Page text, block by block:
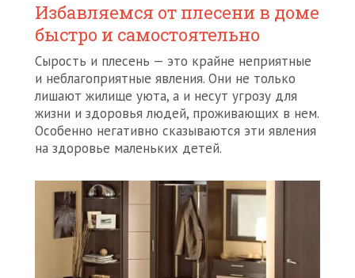
Избавляемся от плесени в доме
быстро и самостоятельно
Сырость и плесень — это крайне неприятные
и неблагоприятные явления. Они не только
лишают жилище уюта, а и несут угрозу для
жизни и здоровья людей, проживающих в нем.
Особенно негативно сказываются эти явления
на здоровье маленьких детей.